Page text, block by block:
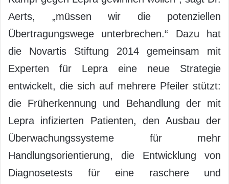
Aerts, „müssen wir die potenziellen
Übertragungswege unterbrechen.“ Dazu hat
die Novartis Stiftung 2014 gemeinsam mit
Experten für Lepra eine neue Strategie
entwickelt, die sich auf mehrere Pfeiler stützt:
die Früherkennung und Behandlung der mit
Lepra infizierten Patienten, den Ausbau der
Überwachungssysteme für mehr
Handlungsorientierung, die Entwicklung von
Diagnosetests für eine raschere und